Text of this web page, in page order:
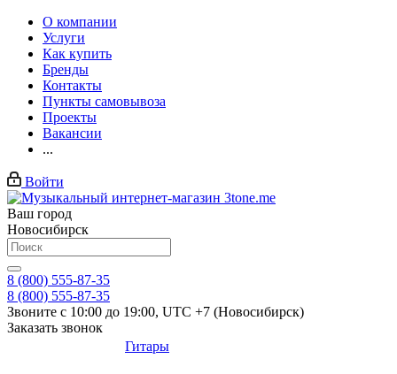
О компании
Услуги
Как купить
Бренды
Контакты
Пункты самовывоза
Проекты
Вакансии
...
Войти
Ваш город
Новосибирск
8 (800) 555-87-35
8 (800) 555-87-35
Звоните с 10:00 до 19:00, UTC +7 (Новосибирск)
Заказать звонок
Гитары